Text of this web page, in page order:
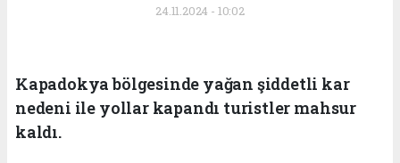
24.11.2024 - 10:02
Kapadokya bölgesinde yağan şiddetli kar
nedeni ile yollar kapandı turistler mahsur
kaldı.